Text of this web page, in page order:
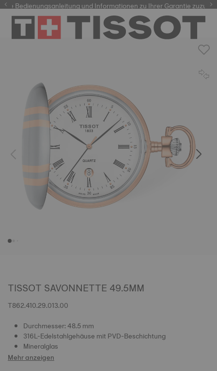
Bedienungsanleitung und Informationen zu Ihrer Garantie
TISSOT SAVONNETTE 49.5MM
T862.410.29.013.00
Durchmesser: 48.5 mm
316L-Edelstahlgehäuse mit PVD-Beschichtung
Mineralglas
Mehr anzeigen